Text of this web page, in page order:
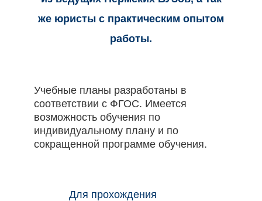
же юристы с практическим опытом
работы.
Учебные планы разработаны в
соответствии с ФГОС. Имеется
возможность обучения по
индивидуальному плану и по
сокращенной программе обучения.
Для прохождения